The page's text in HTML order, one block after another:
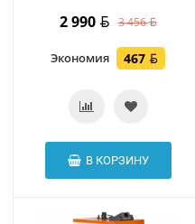
2 990 3 456
Экономия 467
В КОРЗИНУ